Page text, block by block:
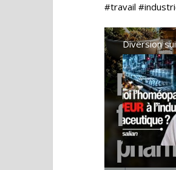
#travail
Diversion